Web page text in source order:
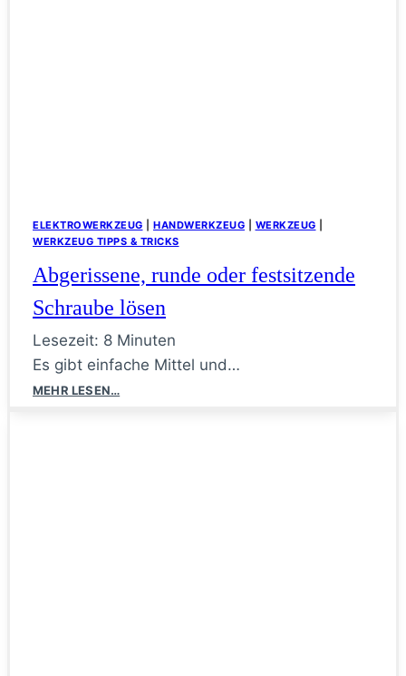
ELEKTROWERKZEUG HANDWERKZEUG WERKZEUG
WERKZEUG TIPPS & TRICKS
Abgerissene, runde oder festsitzende
Schraube lösen
Lesezeit: 8 Minuten
Es gibt einfache Mittel und…
MEHR LESEN…